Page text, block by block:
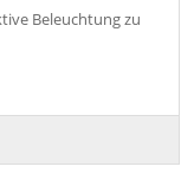
Beleuchtung zu